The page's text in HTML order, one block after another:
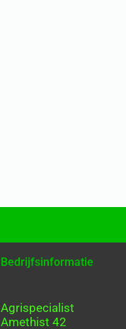
Bedrijfsinformatie
Agrispecialist
Amethist 42